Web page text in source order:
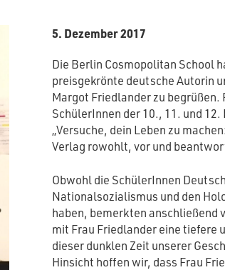
5. Dezember 2017
Die Berlin Cosmopolitan School
preisgekrönte deutsche Autorin
Margot Friedlander zu begrüßen.
SchülerInnen der 10., 11. und
„Versuche, dein Leben zu
Verlag rowohlt, vor und
Obwohl die SchülerInnen
Nationalsozialismus und den
haben, bemerkten anschließend
mit Frau Friedlander eine tiefere
dieser dunklen Zeit unserer
Hinsicht hoffen wir, dass Frau